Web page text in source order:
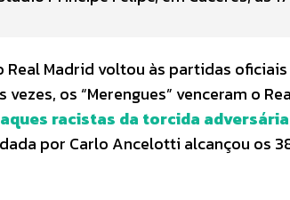
Real Madrid voltou às partidas
os “Merengues” venceram o
racistas da torcida
por Carlo Ancelotti alcançou os